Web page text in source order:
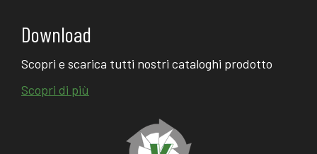
Download
Scopri e scarica tutti nostri cataloghi prodotto
Scopri di più